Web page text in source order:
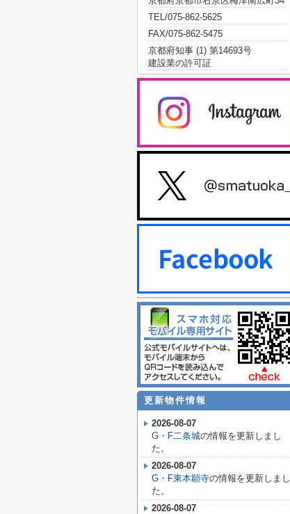
TEL/075-862-5625
FAX/075-862-5475
京都府知事 (1) 第14693号
建設業の許可証
更新物件情報
2026-08-07
G・F二条城の情報を更新しまし
た。
2026-08-07
G・F東本願寺の情報を更新しまし
た。
2026-08-07